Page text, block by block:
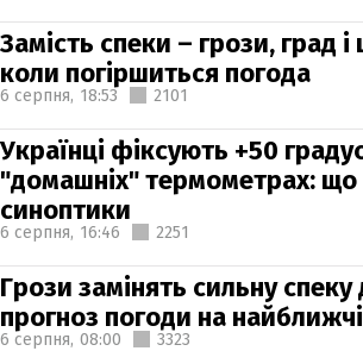
Замість спеки – грози, град і
коли погіршиться погода
6 серпня, 18:53 2101
Українці фіксують +50
"домашніх" термометрах: що
синоптики
6 серпня, 16:46 2251
Грози замінять сильну спеку
прогноз погоди на найближчі
6 серпня, 08:00 3323